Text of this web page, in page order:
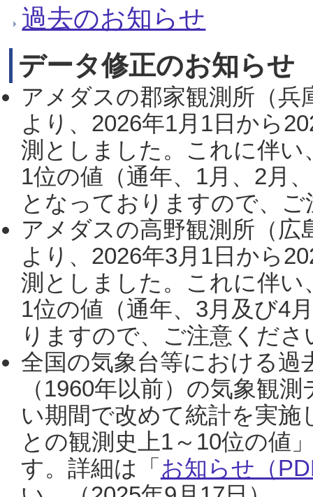
過去のお知らせ
データ修正のお知らせ
アメダスの郡家観測所（
より、2026年1月1日から
測としました。これに伴い
1位の値（通年、1月、2月
となっておりますので、
アメダスの高野観測所（
より、2026年3月1日から
測としました。これに伴い
1位の値（通年、3月及び4
りますので、ご注意くだ
全国の気象台等における過
（1960年以前）の気象観
い期間で改めて統計を実
との観測史上1～10位の値
す。詳細は「 お知らせ（